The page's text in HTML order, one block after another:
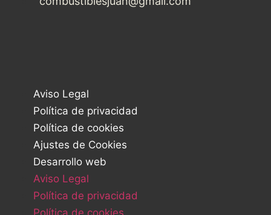
Aviso Legal
Política de privacidad
Política de cookies
Ajustes de Cookies
Desarrollo web
Aviso Legal
Política de privacidad